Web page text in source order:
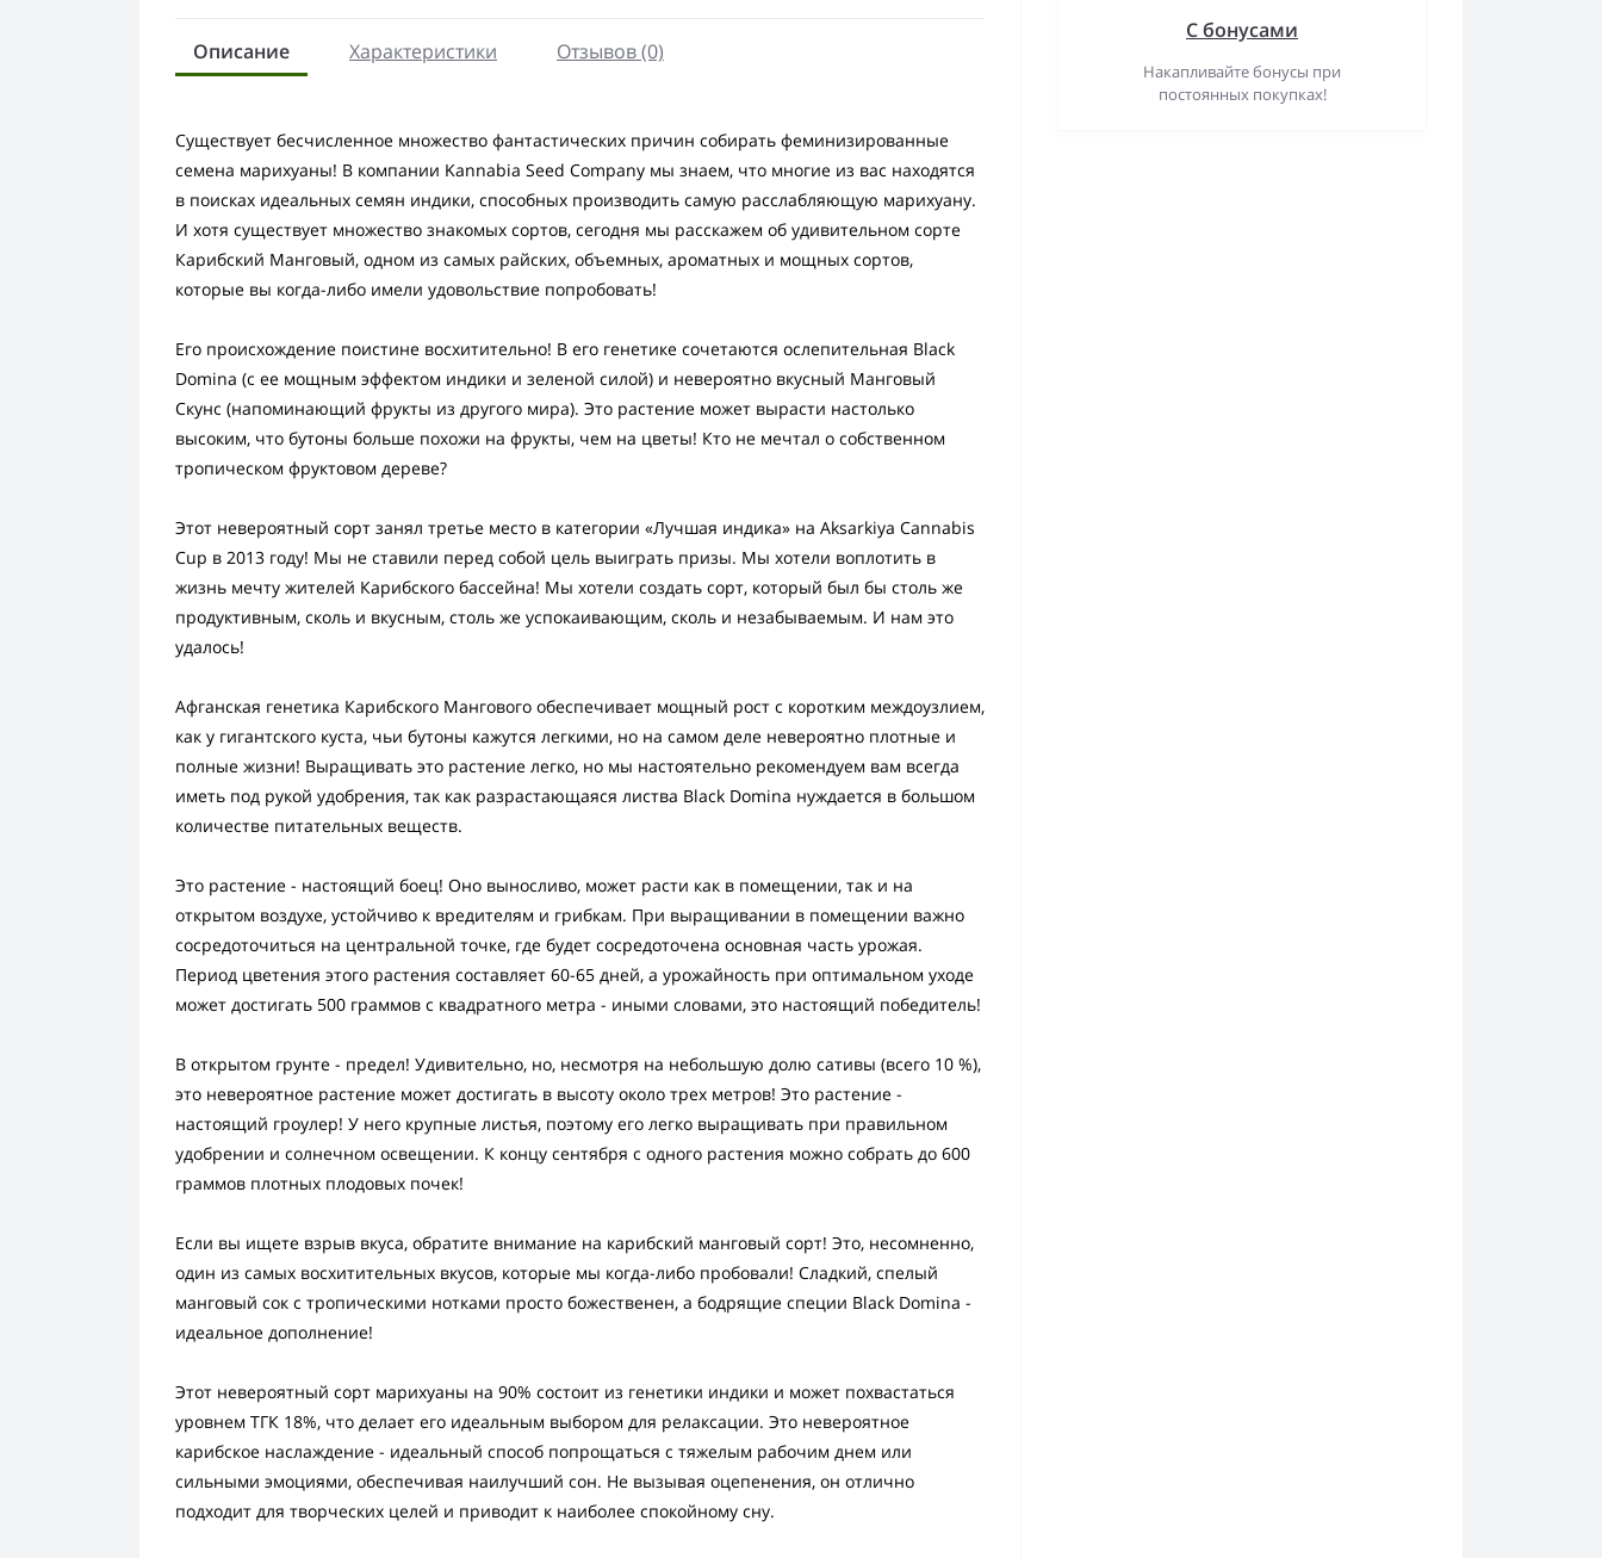
Описание Характеристики Отзывов (0)
Существует бесчисленное множество фантастических причин собирать феминизированные
семена марихуаны! В компании Kannabia Seed Company мы знаем, что многие из вас находятся
в поисках идеальных семян индики, способных производить самую расслабляющую марихуану.
И хотя существует множество знакомых сортов, сегодня мы расскажем об удивительном сорте
Карибский Манговый, одном из самых райских, объемных, ароматных и мощных сортов,
которые вы когда-либо имели удовольствие попробовать!
Его происхождение поистине восхитительно! В его генетике сочетаются ослепительная Black
Domina (с ее мощным эффектом индики и зеленой силой) и невероятно вкусный Манговый
Скунс (напоминающий фрукты из другого мира). Это растение может вырасти настолько
высоким, что бутоны больше похожи на фрукты, чем на цветы! Кто не мечтал о собственном
тропическом фруктовом дереве?
Этот невероятный сорт занял третье место в категории «Лучшая индика» на Aksarkiya Cannabis
Cup в 2013 году! Мы не ставили перед собой цель выиграть призы. Мы хотели воплотить в
жизнь мечту жителей Карибского бассейна! Мы хотели создать сорт, который был бы столь же
продуктивным, сколь и вкусным, столь же успокаивающим, сколь и незабываемым. И нам это
удалось!
Афганская генетика Карибского Мангового обеспечивает мощный рост с коротким междоузлием,
как у гигантского куста, чьи бутоны кажутся легкими, но на самом деле невероятно плотные и
полные жизни! Выращивать это растение легко, но мы настоятельно рекомендуем вам всегда
иметь под рукой удобрения, так как разрастающаяся листва Black Domina нуждается в большом
количестве питательных веществ.
Это растение - настоящий боец! Оно выносливо, может расти как в помещении, так и на
открытом воздухе, устойчиво к вредителям и грибкам. При выращивании в помещении важно
сосредоточиться на центральной точке, где будет сосредоточена основная часть урожая.
Период цветения этого растения составляет 60-65 дней, а урожайность при оптимальном уходе
может достигать 500 граммов с квадратного метра - иными словами, это настоящий победитель!
В открытом грунте - предел! Удивительно, но, несмотря на небольшую долю сативы (всего 10 %),
это невероятное растение может достигать в высоту около трех метров! Это растение -
настоящий гроулер! У него крупные листья, поэтому его легко выращивать при правильном
удобрении и солнечном освещении. К концу сентября с одного растения можно собрать до 600
граммов плотных плодовых почек!
Если вы ищете взрыв вкуса, обратите внимание на карибский манговый сорт! Это, несомненно,
один из самых восхитительных вкусов, которые мы когда-либо пробовали! Сладкий, спелый
манговый сок с тропическими нотками просто божественен, а бодрящие специи Black Domina -
идеальное дополнение!
Этот невероятный сорт марихуаны на 90% состоит из генетики индики и может похвастаться
уровнем ТГК 18%, что делает его идеальным выбором для релаксации. Это невероятное
карибское наслаждение - идеальный способ попрощаться с тяжелым рабочим днем или
сильными эмоциями, обеспечивая наилучший сон. Не вызывая оцепенения, он отлично
подходит для творческих целей и приводит к наиболее спокойному сну.
С бонусами
Накапливайте бонусы при
постоянных покупках!